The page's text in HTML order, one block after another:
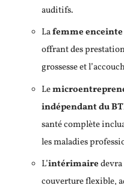
auditifs.
Lafemme enceinte
offrant des
grossesse et
Le
indépendant du
santé complète
les maladies
L’intérimaire
couverture flexible,